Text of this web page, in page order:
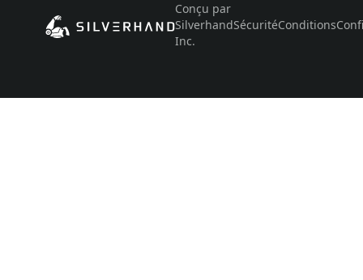
Conçu par
Silverhand
Inc.
SécuritéConditions